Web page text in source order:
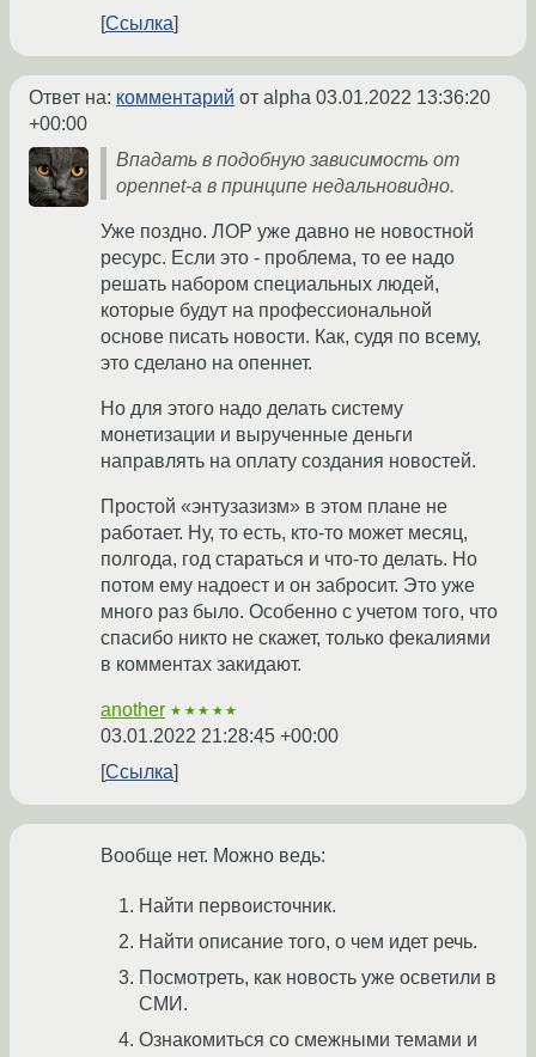
Ссылка
Ответ на: комментарий от alpha 03.01.2022 13:36:20
+00:00
Впадать в подобную зависимость от
opennet-а в принципе недальновидно.
Уже поздно. ЛОР уже давно не новостной
ресурс. Если это - проблема, то ее надо
решать набором специальных людей,
которые будут на профессиональной
основе писать новости. Как, судя по всему,
это сделано на опеннет.
Но для этого надо делать систему
монетизации и вырученные деньги
направлять на оплату создания новостей.
Простой «энтузазизм» в этом плане не
работает. Ну, то есть, кто-то может месяц,
полгода, год стараться и что-то делать. Но
потом ему надоест и он забросит. Это уже
много раз было. Особенно с учетом того, что
спасибо никто не скажет, только фекалиями
в комментах закидают.
another ★★★★★
03.01.2022 21:28:45 +00:00
Ссылка
Вообще нет. Можно ведь:
Найти первоисточник.
Найти описание того, о чем идет речь.
Посмотреть, как новость уже осветили в
СМИ.
Ознакомиться со смежными темами и